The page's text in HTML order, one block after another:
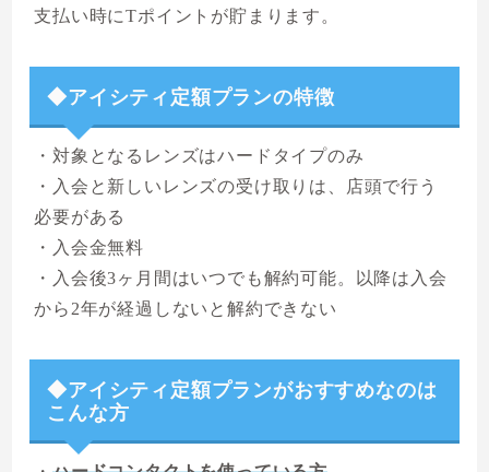
支払い時にTポイントが貯まります。
◆アイシティ定額プランの特徴
・対象となるレンズはハードタイプのみ
・入会と新しいレンズの受け取りは、店頭で行う
必要がある
・入会金無料
・入会後3ヶ月間はいつでも解約可能。以降は入会
から2年が経過しないと解約できない
◆アイシティ定額プランがおすすめなのは
こんな方